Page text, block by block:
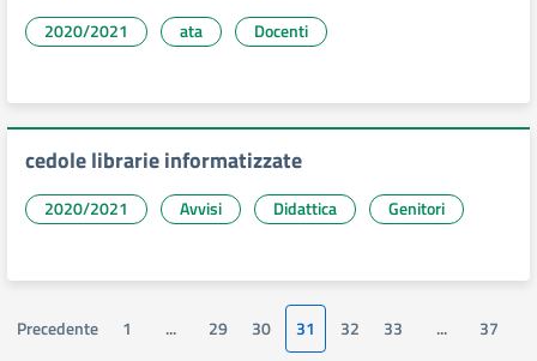
2020/2021 ata Docenti
cedole librarie informatizzate
2020/2021 Avvisi Didattica Genitori
Precedente 1 ... 29 30 31 32 33 ...
37